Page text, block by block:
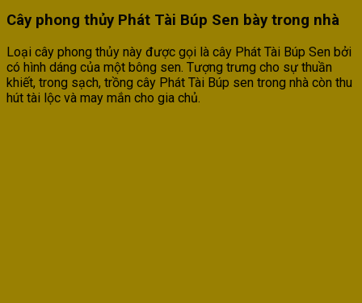
Cây phong thủy Phát Tài Búp Sen bày trong nhà
Loại cây phong thủy này được gọi là cây Phát Tài Búp Sen bởi
có hình dáng của một bông sen. Tượng trưng cho sự thuần
khiết, trong sạch, trồng cây Phát Tài Búp sen trong nhà còn thu
hút tài lộc và may mắn cho gia chủ.